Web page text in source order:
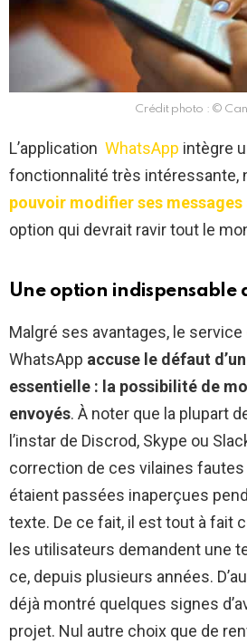
Crédit photo : ©
L’application WhatsApp intègre
fonctionnalité très intéressante,
pouvoir modifier ses messages
option qui devrait ravir tout le
Une option indispensable
Malgré ses avantages, le
WhatsApp accuse le défaut
essentielle : la possibilité de
envoyés. À noter que la plupart
l’instar de Discrod, Skype ou
correction de ces vilaines fautes
étaient passées inaperçues
texte. De ce fait, il est tout à fait
les utilisateurs demandent une
ce, depuis plusieurs années.
déjà montré quelques signes
projet. Nul autre choix que de